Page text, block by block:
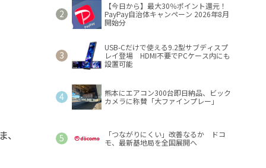
【今日から】最大30％ポイント還元！
PayPay自治体キャンペーン 2026年8月
開始分
USB-Cだけで使える9.2型サブディスプ
レイ登場 HDMI不要でPCケース内にも
設置可能
熊本にエアコン300台即日納品、ビック
カメラに称賛「大ファインプレー」
「つながりにくい」改善なるか ドコ
モ、最新基地局を全国展開へ